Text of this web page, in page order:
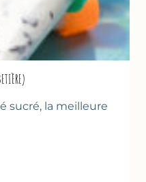
sucré, la meilleure